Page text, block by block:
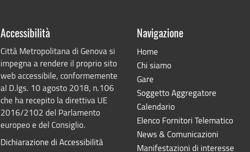
Accessibilità
Città Metropolitana di Genova si
impegna a rendere il proprio sito
web accessibile, conformemente
al D.lgs. 10 agosto 2018, n.106
che ha recepito la direttiva UE
2016/2102 del Parlamento
europeo e del Consiglio.
Dichiarazione di Accessibilità
Navigazione
Home
Chi siamo
Gare
Soggetto Aggregatore
Calendario
Elenco Fornitori Telematico
News & Comunicazioni
Manifestazioni di interesse